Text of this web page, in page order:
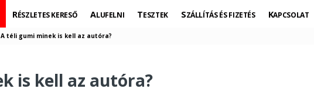
RÉSZLETES KERESŐ ALUFELNI TESZTEK SZÁLLÍTÁS ÉS FIZETÉS KAPCSOLAT
A téli gumi minek is kell az autóra?
is kell az autóra?